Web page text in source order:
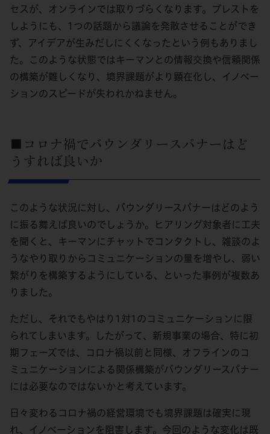
セスが、オンラインでは取りづらくなります。ブレストを
しようにも、1つの話題から議論を発散させることができ
ず、アイデアが生みだしにくくなったという例もありまし
た。このような状態ではキーマンとの情報交換や信頼関係
の構築が難しくなり、境界課題がより顕在化し、イノベー
ションのスピードが失われかねません。
■コロナ禍でバウンダリースパナーはど
うすれば良いか
このような状況に対し、バウンダリースパナーはどのよう
に振る舞えば良いのでしょうか。ヒアリング対象者に工夫
を聞くと、キーマンにチャットでコンタクトし、雑談のよ
うなやり取りからコミュニケーションの量を増やし、弱い
繋がりを構築するようにしている、といった事例が複数あ
りました。
ただし、それでもやはり1対1のコミュニケーションに限
られてしまいます。したがって、新規事業の場合、特に初
期フェーズでは、コロナ禍以前と同様、オフラインのコ
ミュニケーションによる関係構築がバウンダリースパナー
には必要なのではないかと考えています。
日々変わるコロナ禍の経営環境でも境界課題は確実に現
れ、イノベーションを阻害します。今回のような変化は既